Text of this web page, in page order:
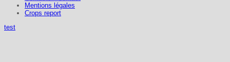
Mentions légales
Crops report
test